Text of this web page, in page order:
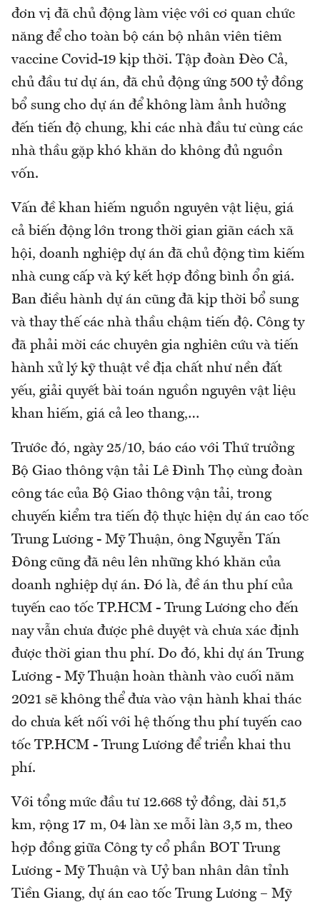
đơn vị đã chủ động làm việc với cơ quan chức
năng để cho toàn bộ cán bộ nhân viên tiêm
vaccine Covid-19 kịp thời. Tập đoàn Đèo Cả,
chủ đầu tư dự án, đã chủ động ứng 500 tỷ đồng
bổ sung cho dự án để không làm ảnh hưởng
đến tiến độ chung, khi các nhà đầu tư cùng các
nhà thầu gặp khó khăn do không đủ nguồn
vốn.
Vấn đề khan hiếm nguồn nguyên vật liệu, giá
cả biến động lớn trong thời gian giãn cách xã
hội, doanh nghiệp dự án đã chủ động tìm kiếm
nhà cung cấp và ký kết hợp đồng bình ổn giá.
Ban điều hành dự án cũng đã kịp thời bổ sung
và thay thế các nhà thầu chậm tiến độ. Công ty
đã phải mời các chuyên gia nghiên cứu và tiến
hành xử lý kỹ thuật về địa chất như nền đất
yếu, giải quyết bài toán nguồn nguyên vật liệu
khan hiếm, giá cả leo thang,…
Trước đó, ngày 25/10, báo cáo với Thứ trưởng
Bộ Giao thông vận tải Lê Đình Thọ cùng đoàn
công tác của Bộ Giao thông vận tải, trong
chuyến kiểm tra tiến độ thực hiện dự án cao tốc
Trung Lương - Mỹ Thuận, ông Nguyễn Tấn
Đông cũng đã nêu lên những khó khăn của
doanh nghiệp dự án. Đó là, đề án thu phí của
tuyến cao tốc TP.HCM - Trung Lương cho đến
nay vẫn chưa được phê duyệt và chưa xác định
được thời gian thu phí. Do đó, khi dự án Trung
Lương - Mỹ Thuận hoàn thành vào cuối năm
2021 sẽ không thể đưa vào vận hành khai thác
do chưa kết nối với hệ thống thu phí tuyến cao
tốc TP.HCM - Trung Lương để triển khai thu
phí.
Với tổng mức đầu tư 12.668 tỷ đồng, dài 51,5
km, rộng 17 m, 04 làn xe mỗi làn 3,5 m, theo
hợp đồng giữa Công ty cổ phần BOT Trung
Lương - Mỹ Thuận và Uỷ ban nhân dân tỉnh
Tiền Giang, dự án cao tốc Trung Lương – Mỹ